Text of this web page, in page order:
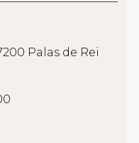
Palas de Rei